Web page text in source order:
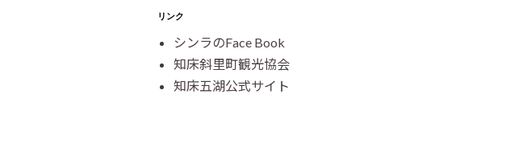
リンク
シンラのFace Book
知床斜里町観光協会
知床五湖公式サイト